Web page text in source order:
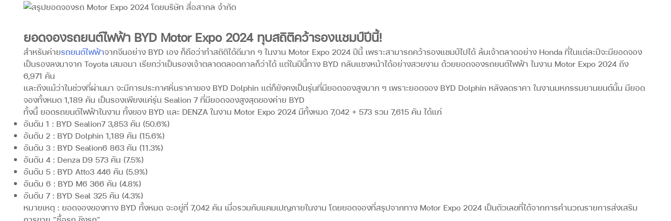
ยอดจองรถยนต์ไฟฟ้า BYD Motor Expo 2024 ทุบสถิติคว้ารองแชมป์ปีนี้!
สำหรับค่ายรถยนต์ไฟฟ้าจากจีนอย่าง BYD เอง ก็ถือว่าทำสถิติได้ดีมาก ๆ ในงาน Motor Expo 2024 ปีนี้ เพราะสามารถคว้ารองแชมป์ไปได้ ล้มเจ้าตลาดอย่าง Honda ที่ในแต่ละปีจะมียอดจอง
เป็นรองลงมาจาก Toyota เสมอมา เรียกว่าเป็นรองเจ้าตลาดตลอดกาลก็ว่าได้ แต่ในปีนี้ทาง BYD กลับแซงหน้าได้อย่างสวยงาม ด้วยยอดจองรถยนต์ไฟฟ้า ในงาน Motor Expo 2024 ถึง
6,971 คัน
และถึงแม้ว่าในช่วงที่ผ่านมา จะมีการประกาศหั่นราคาของ BYD Dolphin แต่ก็ยังคงเป็นรุ่นที่มียอดจองสูงมาก ๆ เพราะยอดจอง BYD Dolphin หลังลดราคา ในงานมหกรรมยานยนต์นั้น มียอด
จองทั้งหมด 1,189 คัน เป็นรองเพียงแค่รุ่น Sealion 7 ที่มียอดจองสูงสุดของค่าย BYD
ทั้งนี้ ยอดรถยนต์ไฟฟ้าในงาน ทั้งของ BYD และ DENZA ในงาน Motor Expo 2024 มีทั้งหมด 7,042 + 573 รวม 7,615 คัน ได้แก่
อันดับ 1 : BYD Sealion7 3,853 คัน (50.6%)
อันดับ 2 : BYD Dolphin 1,189 คัน (15.6%)
อันดับ 3 : BYD Sealion6 863 คัน (11.3%)
อันดับ 4 : Denza D9 573 คัน (7.5%)
อันดับ 5 : BYD Atto3 446 คัน (5.9%)
อันดับ 6 : BYD M6 366 คัน (4.8%)
อันดับ 7 : BYD Seal 325 คัน (4.3%)
หมายเหตุ : ยอดจองของทาง BYD ทั้งหมด จะอยู่ที่ 7,042 คัน เมื่อรวมกับแคมเปญภายในงาน โดยยอดจองที่สรุปจากทาง Motor Expo 2024 เป็นตัวเลขที่ได้จากการคำนวณรายการส่งเสริม